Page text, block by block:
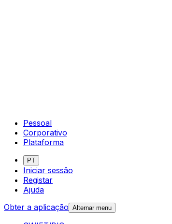
Pessoal
Corporativo
Plataforma
PT
Iniciar sessão
Registar
Ajuda
Obter a aplicação Alternar menu